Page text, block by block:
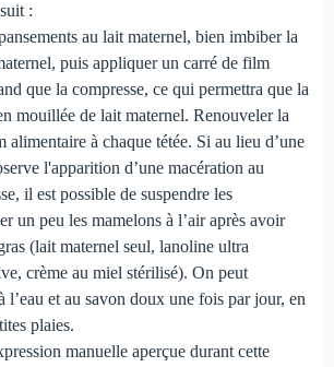
:
au lait maternel, bien imbiber la
puis appliquer un carré de film
que la compresse, ce qui permettra que la
mouillée de lait maternel. Renouveler la
alimentaire à chaque tétée. Si au lieu d’une
l'apparition d’une macération au
il est possible de suspendre les
un peu les mamelons à l’air après avoir
(lait maternel seul, lanoline ultra
crème au miel stérilisé). On peut
l’eau et au savon doux une fois par jour, en
plaies.
manuelle aperçue durant cette